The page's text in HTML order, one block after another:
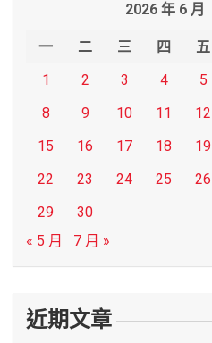
2026 年 6 月
一 二 三 四 五
1
2 3 4 5
8
9 10 11 12
15
16 17 18 19
22
23 24 25 26
29
30
« 5 月
7 月 »
近期文章